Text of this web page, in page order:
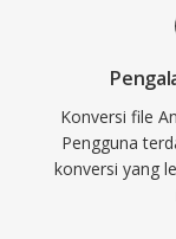
Konversi file
Pengguna
konversi yang